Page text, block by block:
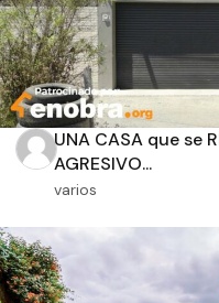
UNA CASA que se
AGRESIVO...
varios
Tipo de obra
Recamaras